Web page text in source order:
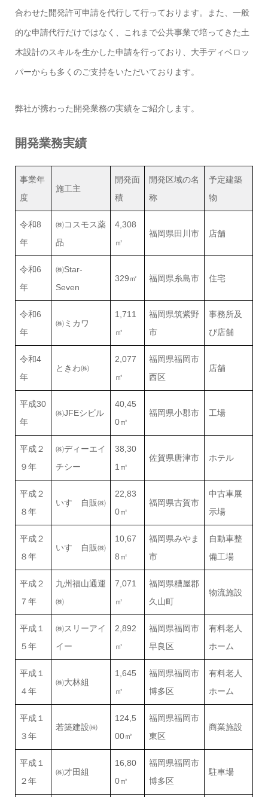
合わせた開発許可申請を代行して行っております。また、一般
的な申請代行だけではなく、これまで公共事業で培ってきた土
木設計のスキルを生かした申請を行っており、大手ディベロッ
パーからも多くのご支持をいただいております。
弊社が携わった開発業務の実績をご紹介します。
開発業務実績
事業年
度
施工主
開発面
積
開発区域の名
称
予定建築
物
令和8
年
㈱コスモス薬
品
4,308
㎡
福岡県田川市 店舗
令和6
年
㈱Star-
Seven
329㎡ 福岡県糸島市 住宅
令和6
年
㈱ミカワ
1,711
㎡
福岡県筑紫野
市
事務所及
び店舗
令和4
年
ときわ㈱
2,077
㎡
福岡県福岡市
西区
店舗
平成30
年
㈱JFEシビル
40,45
0㎡
福岡県小郡市 工場
平成２
９年
㈱ディーエイ
チシー
38,30
1㎡
佐賀県唐津市 ホテル
平成２
８年
いすゞ自販㈱
22,83
0㎡
福岡県古賀市
中古車展
示場
平成２
８年
いすゞ自販㈱
10,67
8㎡
福岡県みやま
市
自動車整
備工場
平成２
７年
九州福山通運
㈱
7,071
㎡
福岡県糟屋郡
久山町
物流施設
平成１
５年
㈱スリーアイ
イー
2,892
㎡
福岡県福岡市
早良区
有料老人
ホーム
平成１
４年
㈱大林組
1,645
㎡
福岡県福岡市
博多区
有料老人
ホーム
平成１
３年
若築建設㈱
124,5
00㎡
福岡県福岡市
東区
商業施設
平成１
２年
㈱才田組
16,80
0㎡
福岡県福岡市
博多区
駐車場